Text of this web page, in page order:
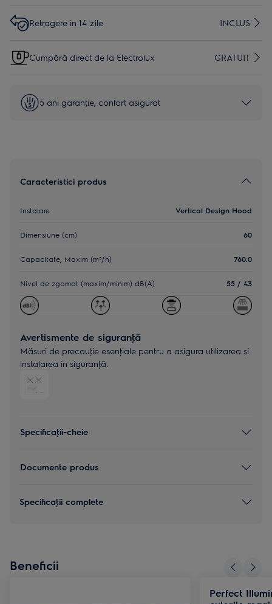
Retragere în 14 zile INCLUS
Cumpără direct de la Electrolux GRATUIT
5 ani garanţie, confort asigurat
Caracteristici produs
Instalare Vertical Design Hood
Dimensiune (cm) 60
Capacitate, Maxim (m³/h) 760.0
Nivel de zgomot (maxim/minim) dB(A) 55 / 43
Avertismente de siguranţă
Măsuri de precauţie esenţiale pentru a asigura utilizarea și
instalarea în siguranţă.
Specificaţii-cheie
Documente produs
Specificaţii complete
Beneficii
Perfect